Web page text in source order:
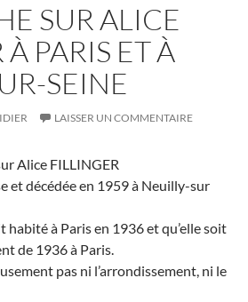
SUR ALICE
PARIS ET À
SEINE
LAISSER UN COMMENTAIRE
Alice FILLINGER
et décédée en 1959 à Neuilly-sur
habité à Paris en 1936 et qu’elle soit
de 1936 à Paris.
pas ni l’arrondissement, ni le